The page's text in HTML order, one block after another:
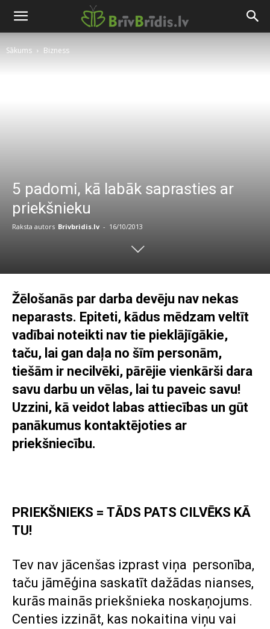
Sākums Bizness
5 padomi, kā labāk saprasties ar
priekšnieku
Raksta autors Brivbridis.lv - 16/10/2013
Žēlošanās par darba devēju nav nekas
neparasts. Epiteti, kādus mēdzam veltīt
vadībai noteikti nav tie pieklājīgākie,
taču, lai gan daļa no šīm personām,
tiešām ir necilvēki, pārējie vienkārši dara
savu darbu un vēlas, lai tu paveic savu!
Uzzini, kā veidot labas attiecības un gūt
panākumus kontaktējoties ar
priekšniecību.
PRIEKŠNIEKS = TĀDS PATS CILVĒKS KĀ
TU!
Tev nav jācenšas izprast viņa personība,
taču jāmēģina saskatīt dažādas nianses,
kurās mainās priekšnieka noskaņojums.
Centies izzināt, kas nokaitina viņu vai